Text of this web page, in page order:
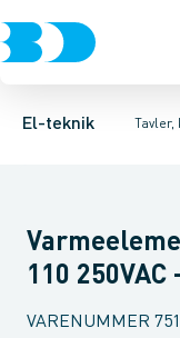
El-teknik
Afbrydere,
Tavler, kapsling og
Ventilationsplade
110
VARENUMMER